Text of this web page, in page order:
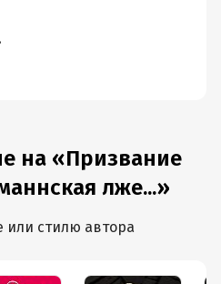
на «Призвание
лже...»
или стилю автора